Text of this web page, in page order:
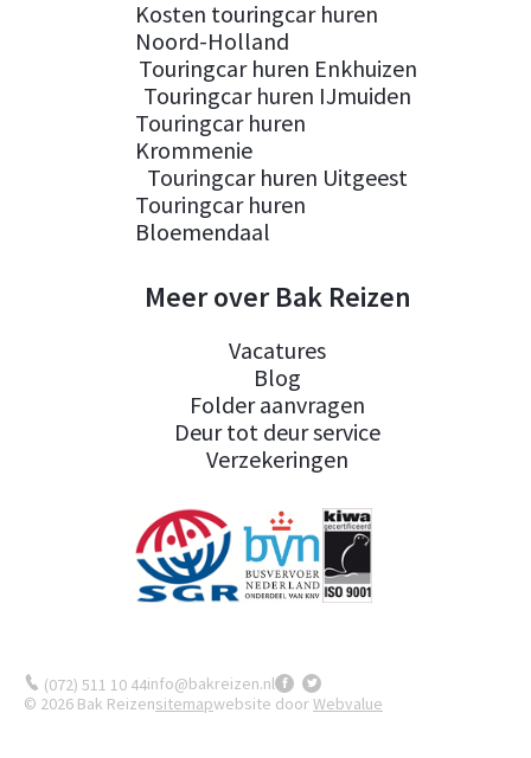
Kosten touringcar huren
Noord-Holland
Touringcar huren Enkhuizen
Touringcar huren IJmuiden
Touringcar huren
Krommenie
Touringcar huren Uitgeest
Touringcar huren
Bloemendaal
Meer over Bak Reizen
Vacatures
Blog
Folder aanvragen
Deur tot deur service
Verzekeringen
(072) 511 10 44info@bakreizen.nl
© 2026 Bak Reizensitemapwebsite doorWebvalue